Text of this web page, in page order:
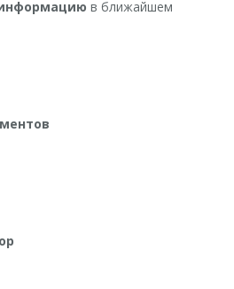
в ближайшем